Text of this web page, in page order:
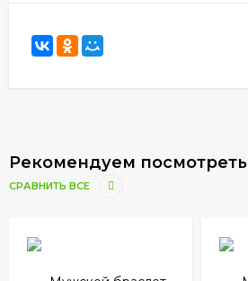
Рекомендуем посмотреть
СРАВНИТЬ ВСЕ